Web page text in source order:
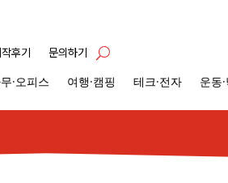
후기 문의하기
·오피스 여행·캠핑 테크·전자 운동